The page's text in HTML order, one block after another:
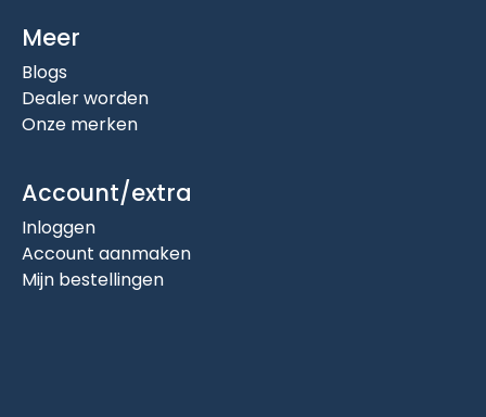
Meer
Blogs
Dealer worden
Onze merken
Account/extra
Inloggen
Account aanmaken
Mijn bestellingen